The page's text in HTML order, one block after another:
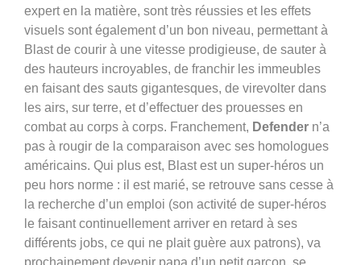
expert en la matière, sont très réussies et les effets
visuels sont également d’un bon niveau, permettant à
Blast de courir à une vitesse prodigieuse, de sauter à
des hauteurs incroyables, de franchir les immeubles
en faisant des sauts gigantesques, de virevolter dans
les airs, sur terre, et d’effectuer des prouesses en
combat au corps à corps. Franchement, Defender n’a
pas à rougir de la comparaison avec ses homologues
américains. Qui plus est, Blast est un super-héros un
peu hors norme : il est marié, se retrouve sans cesse à
la recherche d’un emploi (son activité de super-héros
le faisant continuellement arriver en retard à ses
différents jobs, ce qui ne plait guère aux patrons), va
prochainement devenir papa d’un petit garçon, se